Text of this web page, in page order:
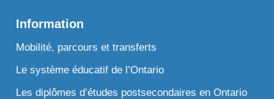
Information
Mobilité, parcours et transferts
Le système éducatif de l’Ontario
Les diplômes d’études postsecondaires en Ontario